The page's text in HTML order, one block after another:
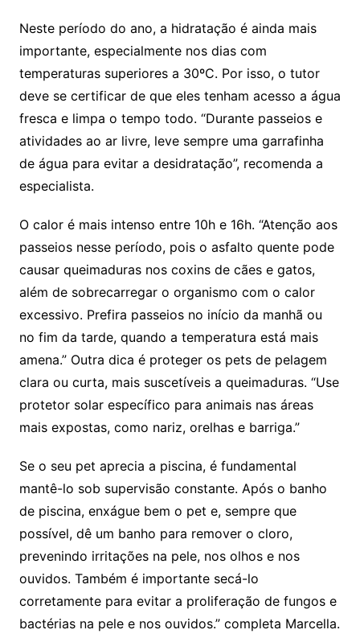
Neste período do ano, a hidratação é ainda mais
importante, especialmente nos dias com
temperaturas superiores a 30ºC. Por isso, o tutor
deve se certificar de que eles tenham acesso a água
fresca e limpa o tempo todo. “Durante passeios e
atividades ao ar livre, leve sempre uma garrafinha
de água para evitar a desidratação”, recomenda a
especialista.
O calor é mais intenso entre 10h e 16h. “Atenção aos
passeios nesse período, pois o asfalto quente pode
causar queimaduras nos coxins de cães e gatos,
além de sobrecarregar o organismo com o calor
excessivo. Prefira passeios no início da manhã ou
no fim da tarde, quando a temperatura está mais
amena.” Outra dica é proteger os pets de pelagem
clara ou curta, mais suscetíveis a queimaduras. “Use
protetor solar específico para animais nas áreas
mais expostas, como nariz, orelhas e barriga.”
Se o seu pet aprecia a piscina, é fundamental
mantê-lo sob supervisão constante. Após o banho
de piscina, enxágue bem o pet e, sempre que
possível, dê um banho para remover o cloro,
prevenindo irritações na pele, nos olhos e nos
ouvidos. Também é importante secá-lo
corretamente para evitar a proliferação de fungos e
bactérias na pele e nos ouvidos.” completa Marcella.